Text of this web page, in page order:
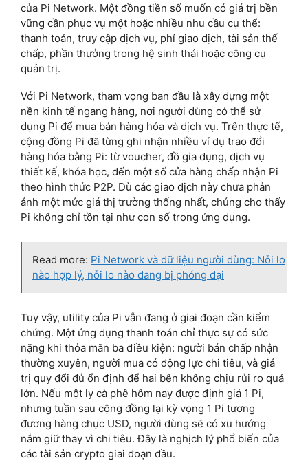
của Pi Network. Một đồng tiền số muốn có giá trị bền
vững cần phục vụ một hoặc nhiều nhu cầu cụ thể:
thanh toán, truy cập dịch vụ, phí giao dịch, tài sản thế
chấp, phần thưởng trong hệ sinh thái hoặc công cụ
quản trị.
Với Pi Network, tham vọng ban đầu là xây dựng một
nền kinh tế ngang hàng, nơi người dùng có thể sử
dụng Pi để mua bán hàng hóa và dịch vụ. Trên thực tế,
cộng đồng Pi đã từng ghi nhận nhiều ví dụ trao đổi
hàng hóa bằng Pi: từ voucher, đồ gia dụng, dịch vụ
thiết kế, khóa học, đến một số cửa hàng chấp nhận Pi
theo hình thức P2P. Dù các giao dịch này chưa phản
ánh một mức giá thị trường thống nhất, chúng cho thấy
Pi không chỉ tồn tại như con số trong ứng dụng.
Read more: Pi Network và dữ liệu người dùng: Nỗi lo
nào hợp lý, nỗi lo nào đang bị phóng đại
Tuy vậy, utility của Pi vẫn đang ở giai đoạn cần kiểm
chứng. Một ứng dụng thanh toán chỉ thực sự có sức
nặng khi thỏa mãn ba điều kiện: người bán chấp nhận
thường xuyên, người mua có động lực chi tiêu, và giá
trị quy đổi đủ ổn định để hai bên không chịu rủi ro quá
lớn. Nếu một ly cà phê hôm nay được định giá 1 Pi,
nhưng tuần sau cộng đồng lại kỳ vọng 1 Pi tương
đương hàng chục USD, người dùng sẽ có xu hướng
nắm giữ thay vì chi tiêu. Đây là nghịch lý phổ biến của
các tài sản crypto giai đoạn đầu.